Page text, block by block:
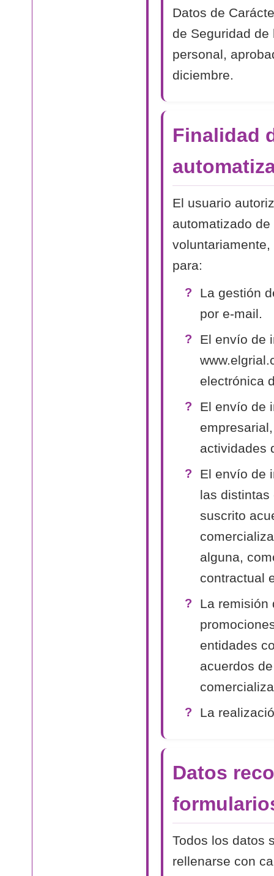
Datos de
de Seguridad
personal,
diciembre.
Finalidad
El usuario
automatizado
para:
La gestión
por e-mail.
El envío de
electrónica
El envío de
actividades
El envío de
las distintas
suscrito
alguna,
contractual
La remisión
entidades
acuerdos
La
Datos
Todos los datos
rellenarse con